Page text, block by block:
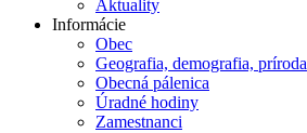
Aktuality
Informácie
Obec
Geografia, demografia, príroda
Obecná pálenica
Úradné hodiny
Zamestnanci